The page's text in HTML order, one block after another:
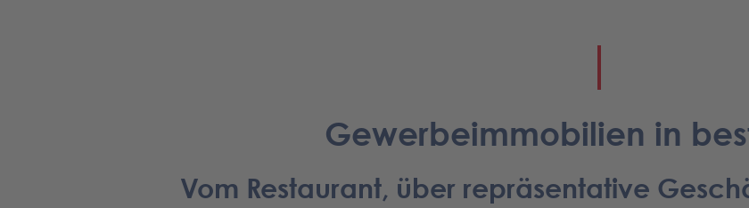
Gewerbeimmobilien in
Vom Restaurant, über repräsentative